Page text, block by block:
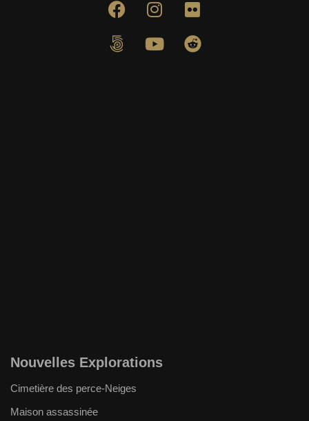
Nouvelles Explorations
Cimetière des perce-Neiges
Maison assassinée